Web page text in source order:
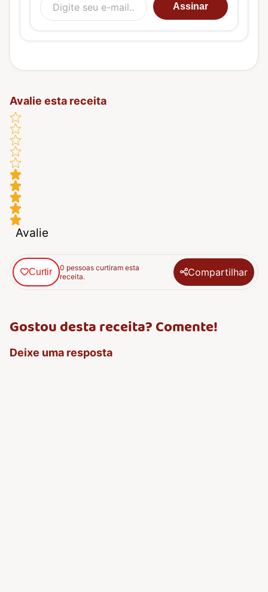
Assinar
Avalie esta receita
Avalie
Curtir
0 pessoas curtiram esta
receita.
Compartilhar
Gostou desta receita? Comente!
Deixe uma resposta